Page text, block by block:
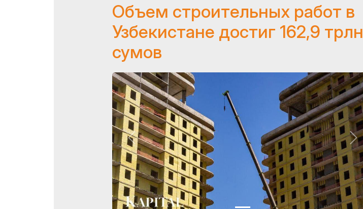
Официальная поддержка
Объем строительных работ в
Узбекистане достиг 162,9 трлн
сумов